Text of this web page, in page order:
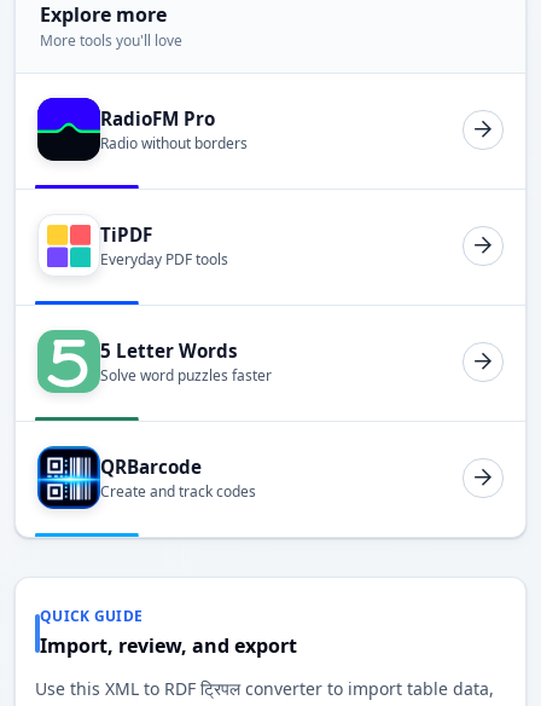
Explore more
More tools you'll love
RadioFM Pro
Radio without borders
TiPDF
Everyday PDF tools
5 Letter Words
Solve word puzzles faster
QRBarcode
Create and track codes
QUICK GUIDE
Import, review, and export
Use this XML to RDF ट्रिपल converter to import table data,